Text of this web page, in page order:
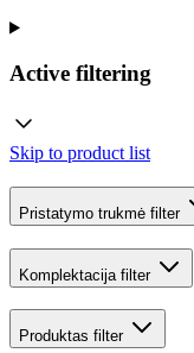
Active filtering
Skip to product list
Pristatymo trukmė filter
Komplektacija filter
Produktas filter